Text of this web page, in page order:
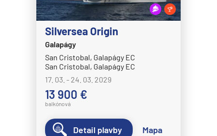
HX MS Santa Cruz II
HX MS Spitsbergen
MS Kong Harald
MS Midnatsol
MS Nordkapp
MS Nordlys
MS Nordnorge
MS Nordstjernen
Silversea Origin
Galapágy
San Cristobal, Galapágy EC
San Cristobal, Galapágy EC
17. 03. - 24. 03. 2029
13 900 €
balkónová
Detail plavby Mapa